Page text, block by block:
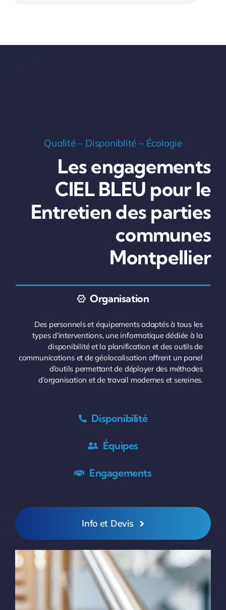
Qualité – Disponiblité – Écologie
Les engagements
CIEL BLEU pour le
Entretien des parties
communes
Montpellier
Organisation
Des personnels et équipements adaptés à tous les
types d’interventions, une informatique dédiée à la
disponibilité et la planification et des outils de
communications et de géolocalisation offrent un panel
d’outils permettant de déployer des méthodes
d’organisation et de travail modernes et sereines.
Disponibilité
Équipes
Engagements
Info et Devis